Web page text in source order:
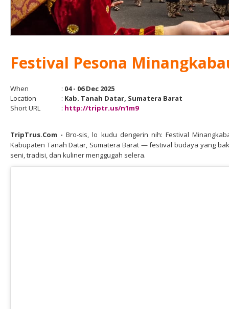
Festival Pesona
When : 04 - 06 Dec 2025
Location
: Kab. Tanah Datar, Sumatera Barat
Short URL
: http://triptr.us/n1m9
TripTrus.Com -Bro-sis, lo kudu dengerin nih: Festival
Kabupaten Tanah Datar, Sumatera Barat — festival budaya yang
seni, tradisi, dan kuliner menggugah selera.